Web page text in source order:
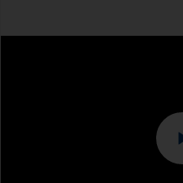
Maskering av det
att förhindra att
Skyddsskor